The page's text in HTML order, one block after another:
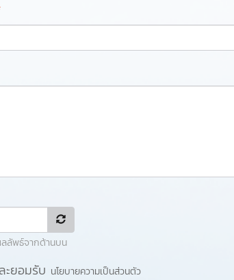
ลัพธ์จากด้านบน
ะยอมรับ นโยบายความเป็นส่วนตัว